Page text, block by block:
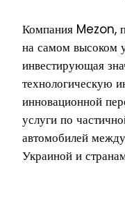
Компания Mezon,
на самом высоком
инвестирующая
технологическую
инновационной
услуги по
автомобилей
Украиной и